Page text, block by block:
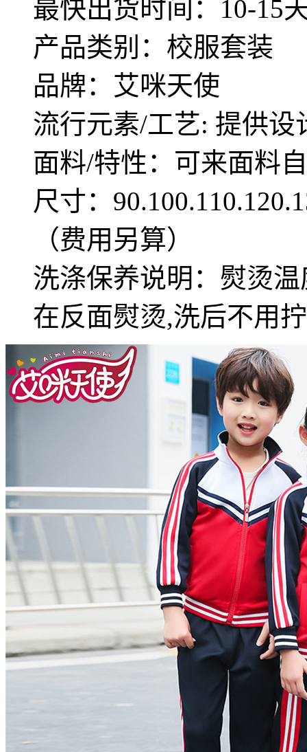
最快出货时间：10-15
产品类别：校服套装
品牌：艾咪天使
流行元素/工艺: 提供设
面料/特性：可来面料
尺寸：
（费用另算）
洗涤保养说明：熨烫
在反面熨烫,洗后不用